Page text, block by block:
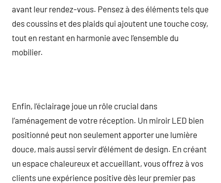
avant leur rendez-vous. Pensez à des éléments tels que
des coussins et des plaids qui ajoutent une touche cosy,
tout en restant en harmonie avec l’ensemble du
mobilier.
Enfin, l’éclairage joue un rôle crucial dans
l’aménagement de votre réception. Un miroir LED bien
positionné peut non seulement apporter une lumière
douce, mais aussi servir d’élément de design. En créant
un espace chaleureux et accueillant, vous offrez à vos
clients une expérience positive dès leur premier pas